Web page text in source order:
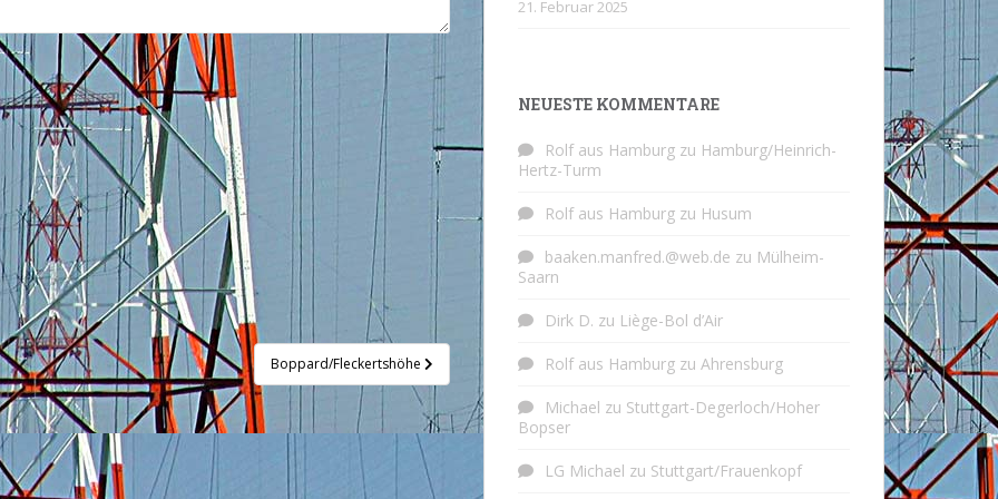
Boppard/Fleckertshöhe
21. Februar 2025
NEUESTE KOMMENTARE
Rolf aus Hamburg zu Hamburg/Heinrich-
Hertz-Turm
Rolf aus Hamburg zu Husum
baaken.manfred.@web.de zu Mülheim-
Saarn
Dirk D. zu Liège-Bol d’Air
Rolf aus Hamburg zu Ahrensburg
Michael zu Stuttgart-Degerloch/Hoher
Bopser
LG Michael zu Stuttgart/Frauenkopf